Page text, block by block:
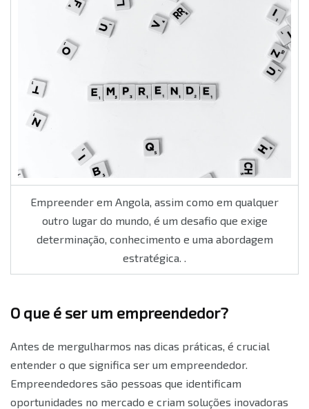
Empreender em Angola, assim como em qualquer
outro lugar do mundo, é um desafio que exige
determinação, conhecimento e uma abordagem
estratégica. .
O que é ser um empreendedor?
Antes de mergulharmos nas dicas práticas, é crucial
entender o que significa ser um empreendedor.
Empreendedores são pessoas que identificam
oportunidades no mercado e criam soluções inovadoras